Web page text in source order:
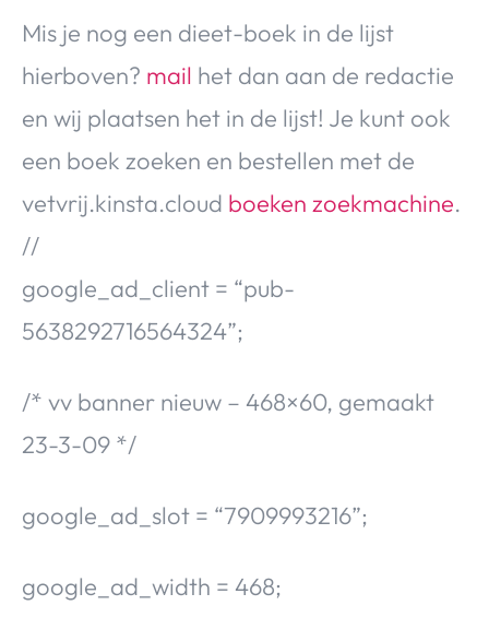
Mis je nog een dieet-boek in de lijst
hierboven? mail het dan aan de redactie
en wij plaatsen het in de lijst! Je kunt ook
een boek zoeken en bestellen met de
vetvrij.kinsta.cloud boeken zoekmachine.
//
google_ad_client = “pub-
5638292716564324”;
/* vv banner nieuw – 468×60, gemaakt
23-3-09 */
google_ad_slot = “7909993216”;
google_ad_width = 468;